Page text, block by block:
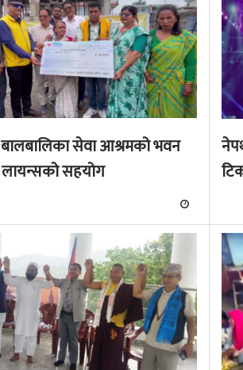
बालबालिका सेवा आश्रमको भवन
लायन्सको सहयोग